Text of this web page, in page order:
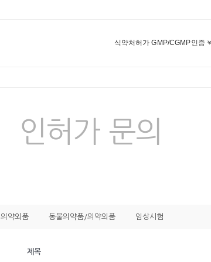
식약처허가 GMP/CGMP인증
인허가 문의
의약외품 동물의약품/의약외품 임상시험
제목